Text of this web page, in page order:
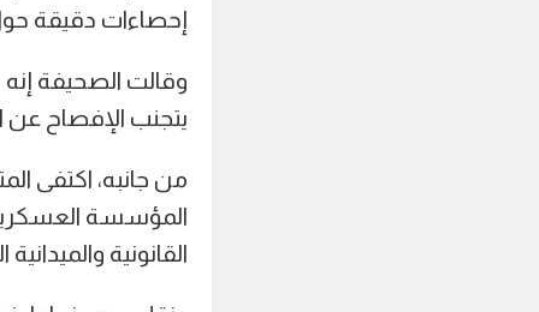
إحصاءات دقيقة
يتجنب الإفصاح عن
من جانبه، اكتفى
المؤسسة
القانونية والميدانية